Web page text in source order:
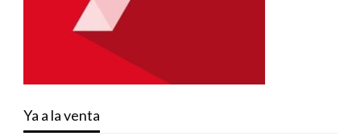
Ya a la venta